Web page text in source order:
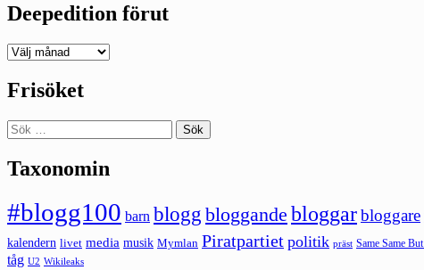
Deepedition förut
Deepedition
Frisöket
Sök
efter:
Taxonomin
#blogg100 barn blogg bloggande bloggarbloggare
kalendern livet media musik Mymlan Piratpartiet politik präst Same Same
tåg U2 Wikileaks